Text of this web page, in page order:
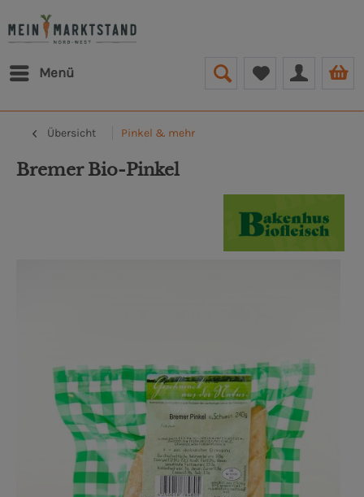
Menü
Übersicht Pinkel & mehr
Bremer Bio-Pinkel